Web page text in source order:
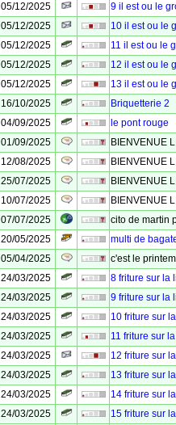
05/12/2025
9 il est ou le
05/12/2025
10 il est ou le
05/12/2025
11 il est ou le
05/12/2025
12 il est ou le
05/12/2025
13 il est ou le
16/10/2025
Briquetterie 2
04/09/2025
le pont rouge
01/09/2025
BIENVENUE
12/08/2025
BIENVENUE
25/07/2025
BIENVENUE
10/07/2025
BIENVENUE
07/07/2025
cito de martin
20/05/2025
multi de
05/04/2025
c'est le
24/03/2025
8 friture sur la
24/03/2025
9 friture sur la
24/03/2025
10 friture sur
24/03/2025
11 friture sur
24/03/2025
12 friture sur
24/03/2025
13 friture sur
24/03/2025
14 friture sur
24/03/2025
15 friture sur